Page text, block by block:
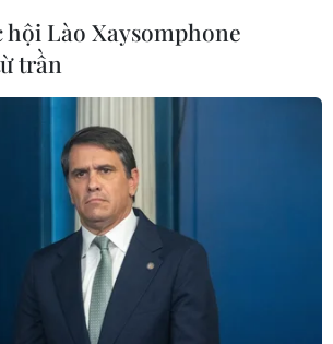
loại hàng hóa tăng cao khiến
giáo phải góp tiền mua chung gia
chí cắt giảm các loại mứt, kẹo Arab
lễ Eid al-Adha.
hội Lào Xaysomphone
trần